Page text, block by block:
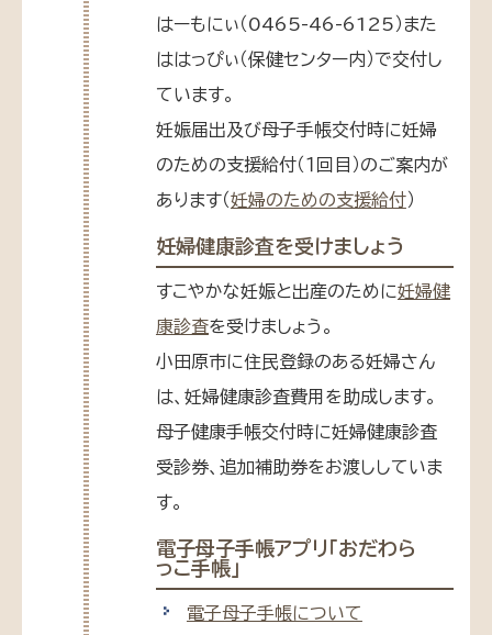
はーもにぃ（0465-46-6125）また
ははっぴぃ（保健センター内）で交付し
ています。
妊娠届出及び母子手帳交付時に妊婦
のための支援給付（１回目）のご案内が
あります（妊婦のための支援給付）
妊婦健康診査を受けましょう
すこやかな妊娠と出産のために妊婦健
康診査を受けましょう。
小田原市に住民登録のある妊婦さん
は、妊婦健康診査費用を助成します。
母子健康手帳交付時に妊婦健康診査
受診券、追加補助券をお渡ししていま
す。
電子母子手帳アプリ「おだわら
っこ手帳」
電子母子手帳について